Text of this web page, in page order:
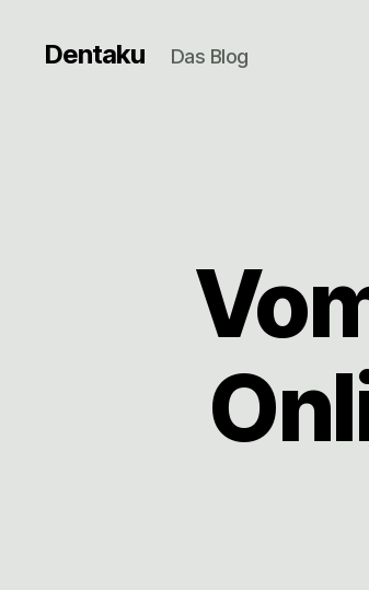
Dentaku Das Blog